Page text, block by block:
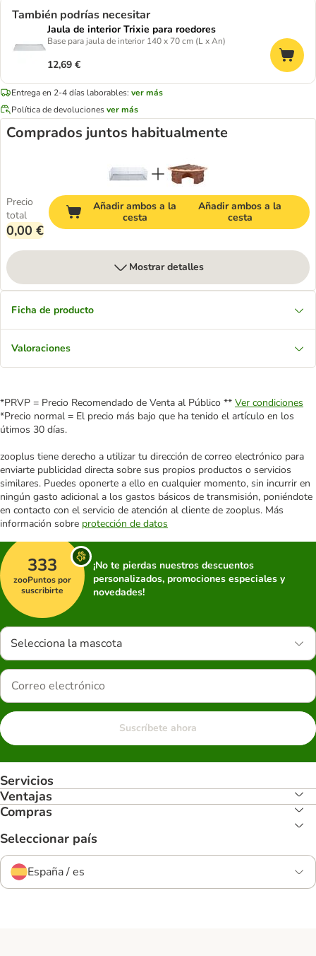
También podrías necesitar
Jaula de interior Trixie para roedores
Base para jaula de interior 140 x 70 cm (L x An)
12,69 €
Entrega en 2-4 días laborables: ver más
Política de devolucionesver más
Comprados juntos habitualmente
Precio
total
0,00 €
Añadir ambos a la
cesta
Añadir ambos a la
cesta
Mostrar detalles
Ficha de producto
Valoraciones
*PRVP = Precio Recomendado de Venta al Público ** Ver condiciones
*Precio normal = El precio más bajo que ha tenido el artículo en los
útimos 30 días.
zooplus tiene derecho a utilizar tu dirección de correo electrónico para
enviarte publicidad directa sobre sus propios productos o servicios
similares. Puedes oponerte a ello en cualquier momento, sin incurrir en
ningún gasto adicional a los gastos básicos de transmisión, poniéndote
en contacto con el servicio de atención al cliente de zooplus. Más
información sobre protección de datos
333
zooPuntos por
suscribirte
¡No te pierdas nuestros descuentos
personalizados, promociones especiales y
novedades!
Selecciona la mascota
Suscríbete ahora
Servicios
Ventajas
Compras
Seleccionar país
España / es